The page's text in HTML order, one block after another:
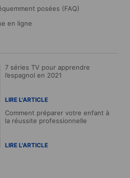
posées (FAQ)
en ligne
7 séries TV pour apprendre
l’espagnol en 2021
LIRE L'ARTICLE
Comment préparer votre enfant à
la réussite professionnelle
LIRE L'ARTICLE